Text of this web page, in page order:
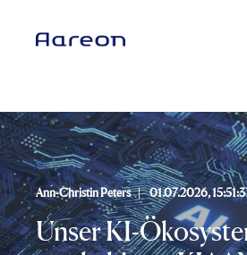
Ann-Christin Peters 01.07.2026,
Unser KI-